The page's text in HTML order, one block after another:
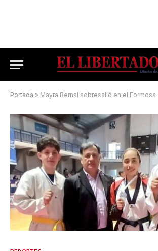
Portada » Mayra Bernal sobresalió en el Formosa